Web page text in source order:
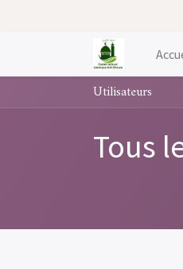
Utilisateurs
Tous